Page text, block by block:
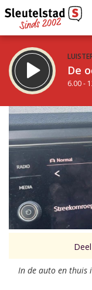
De
6.00 -
STRAKS:
De middag van
12.00 - 17.00 uur
Vorig uur
In de auto en thuis